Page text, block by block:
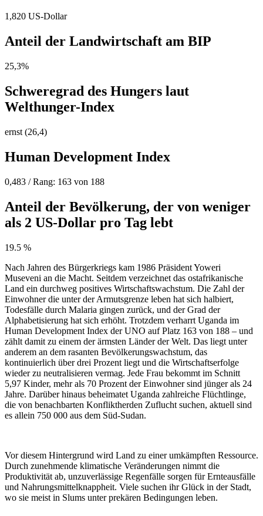
1,820 US-Dollar
Anteil der Landwirtschaft am BIP
25,3%
Schweregrad des Hungers laut
Welthunger-Index
ernst (26,4)
Human Development Index
0,483 / Rang: 163 von 188
Anteil der Bevölkerung, der von weniger
als 2 US-Dollar pro Tag lebt
19.5 %
Nach Jahren des Bürgerkriegs kam 1986 Präsident Yoweri
Museveni an die Macht. Seitdem verzeichnet das ostafrikanische
Land ein durchweg positives Wirtschaftswachstum. Die Zahl der
Einwohner die unter der Armutsgrenze leben hat sich halbiert,
Todesfälle durch Malaria gingen zurück, und der Grad der
Alphabetisierung hat sich erhöht. Trotzdem verharrt Uganda im
Human Development Index der UNO auf Platz 163 von 188 – und
zählt damit zu einem der ärmsten Länder der Welt. Das liegt unter
anderem an dem rasanten Bevölkerungswachstum, das
kontinuierlich über drei Prozent liegt und die Wirtschaftserfolge
wieder zu neutralisieren vermag. Jede Frau bekommt im Schnitt
5,97 Kinder, mehr als 70 Prozent der Einwohner sind jünger als 24
Jahre. Darüber hinaus beheimatet Uganda zahlreiche Flüchtlinge,
die von benachbarten Konfliktherden Zuflucht suchen, aktuell sind
es allein 750 000 aus dem Süd-Sudan.
Vor diesem Hintergrund wird Land zu einer umkämpften Ressource.
Durch zunehmende klimatische Veränderungen nimmt die
Produktivität ab, unzuverlässige Regenfälle sorgen für Ernteausfälle
und Nahrungsmittelknappheit. Viele suchen ihr Glück in der Stadt,
wo sie meist in Slums unter prekären Bedingungen leben.